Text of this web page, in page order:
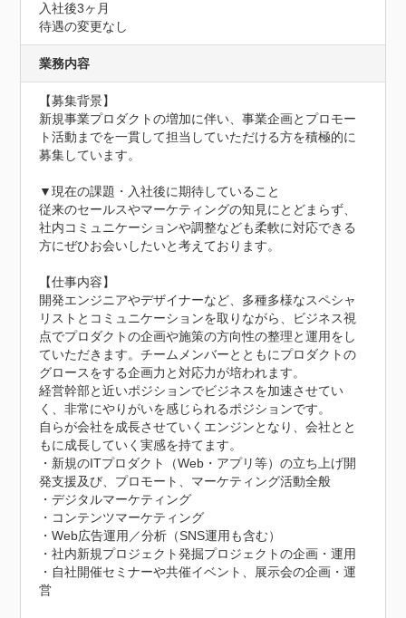
入社後3ヶ月
待遇の変更なし
業務内容
【募集背景】
新規事業プロダクトの増加に伴い、事業企画とプロモー
ト活動までを一貫して担当していただける方を積極的に
募集しています。
▼現在の課題・入社後に期待していること
従来のセールスやマーケティングの知見にとどまらず、
社内コミュニケーションや調整なども柔軟に対応できる
方にぜひお会いしたいと考えております。
【仕事内容】
開発エンジニアやデザイナーなど、多種多様なスペシャ
リストとコミュニケーションを取りながら、ビジネス視
点でプロダクトの企画や施策の方向性の整理と運用をし
ていただきます。チームメンバーとともにプロダクトの
グロースをする企画力と対応力が培われます。
経営幹部と近いポジションでビジネスを加速させてい
く、非常にやりがいを感じられるポジションです。
自らが会社を成長させていくエンジンとなり、会社とと
もに成長していく実感を持てます。
・新規のITプロダクト（Web・アプリ等）の立ち上げ開
発支援及び、プロモート、マーケティング活動全般
・デジタルマーケティング
・コンテンツマーケティング
・Web広告運用／分析（SNS運用も含む）
・社内新規プロジェクト発掘プロジェクトの企画・運用
・自社開催セミナーや共催イベント、展示会の企画・運
営